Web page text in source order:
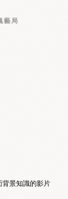
藝局
背景知識的影片